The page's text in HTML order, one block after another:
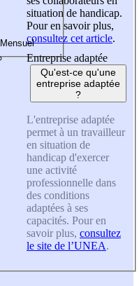
situation de handicap.
Pour en savoir plus,
consultez cet article.
Entreprise adaptée
Qu'est-ce qu'une
entreprise adaptée
?
L'entreprise adaptée
permet à un travailleur
en situation de
handicap d'exercer
une activité
professionnelle dans
des conditions
adaptées à ses
capacités. Pour en
savoir plus, consultez
le site de l’UNEA.